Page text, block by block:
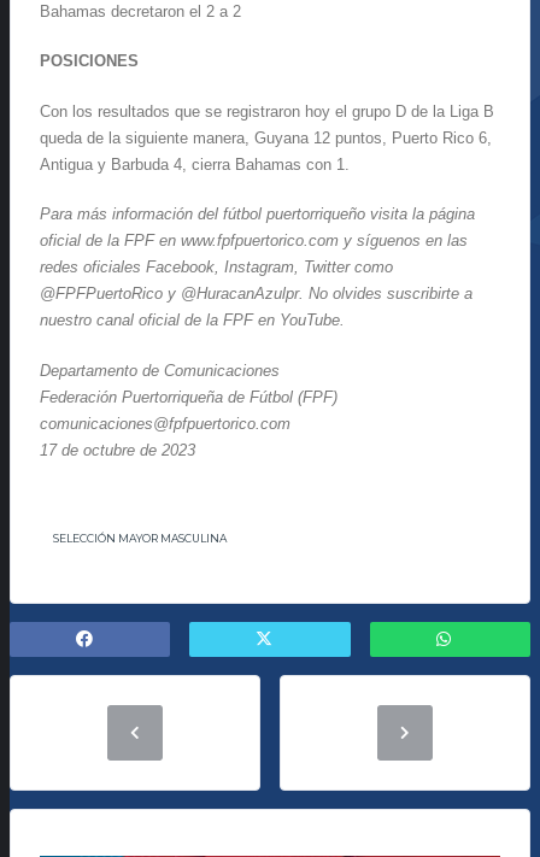
Bahamas decretaron el 2 a 2
POSICIONES
Con los resultados que se registraron hoy el grupo D de la Liga B
queda de la siguiente manera, Guyana 12 puntos, Puerto Rico 6,
Antigua y Barbuda 4, cierra Bahamas con 1.
Para más información del fútbol puertorriqueño visita la página
oficial de la FPF en www.fpfpuertorico.com y síguenos en las
redes oficiales Facebook, Instagram, Twitter como
@FPFPuertoRico y @HuracanAzulpr. No olvides suscribirte a
nuestro canal oficial de la FPF en YouTube.
Departamento de Comunicaciones
Federación Puertorriqueña de Fútbol (FPF)
comunicaciones@fpfpuertorico.com
17 de octubre de 2023
SELECCIÓN MAYOR MASCULINA